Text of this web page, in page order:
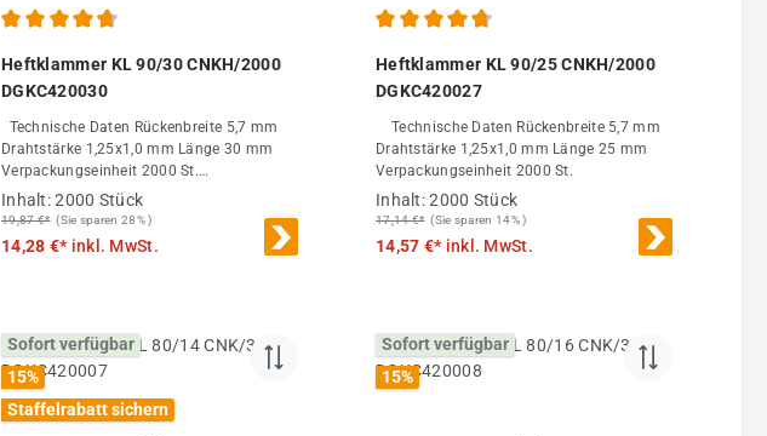
Heftklammer KL 90/30 CNKH/2000
DGKC420030
Technische Daten Rückenbreite 5,7 mm
Drahtstärke 1,25x1,0 mm Länge 30 mm
Verpackungseinheit 2000 St.
Großabnahme 20000 St.
Inhalt:2000 Stück
19,87 €* (Sie sparen 28% )
14,28 €* inkl. MwSt.
Heftklammer KL 90/25 CNKH/2000
DGKC420027
Technische Daten Rückenbreite 5,7 mm
Drahtstärke 1,25x1,0 mm Länge 25 mm
Verpackungseinheit 2000 St.
Inhalt:2000 Stück
17,14 €* (Sie sparen 14% )
14,57 €* inkl. MwSt.
Sofort verfügbar
15%
Staffelrabatt sichern
Sofort verfügbar
15%